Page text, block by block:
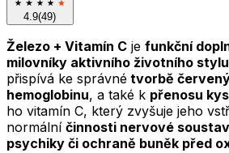
4.9(49)
Železo + Vitamín C je funkční
milovníky aktivního životního
přispívá ke správné tvorbě
hemoglobinu, a také k přenosu
ho vitamín C, který zvyšuje jeho
normální činnosti nervové
psychiky či ochraně buněk před